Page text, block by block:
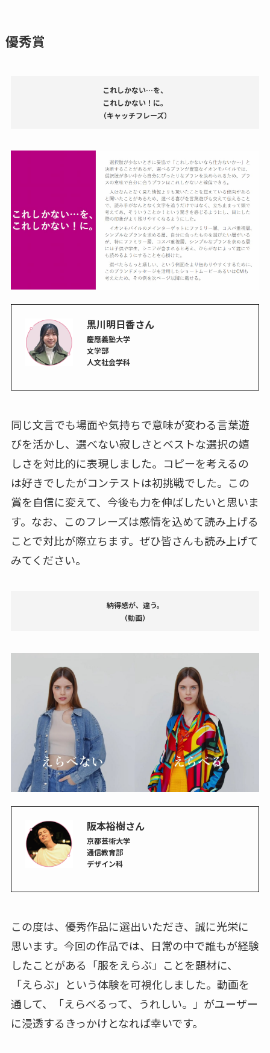
優秀賞
これしかない…を、
これしかない！に。
（キャッチフレーズ）
黒川明日香さん
慶應義塾大学
文学部
人文社会学科
同じ文言でも場面や気持ちで意味が変わる言葉遊
びを活かし、選べない寂しさとベストな選択の嬉
しさを対比的に表現しました。コピーを考えるの
は好きでしたがコンテストは初挑戦でした。この
賞を自信に変えて、今後も力を伸ばしたいと思いま
す。なお、このフレーズは感情を込めて読み上げる
ことで対比が際立ちます。ぜひ皆さんも読み上げて
みてください。
納得感が、違う。
（動画）
阪本裕樹さん
京都芸術大学
通信教育部
デザイン科
この度は、優秀作品に選出いただき、誠に光栄に
思います。今回の作品では、日常の中で誰もが経験
したことがある「服をえらぶ」ことを題材に、
「えらぶ」という体験を可視化しました。動画を
通して、「えらべるって、うれしい。」がユーザー
に浸透するきっかけとなれば幸いです。